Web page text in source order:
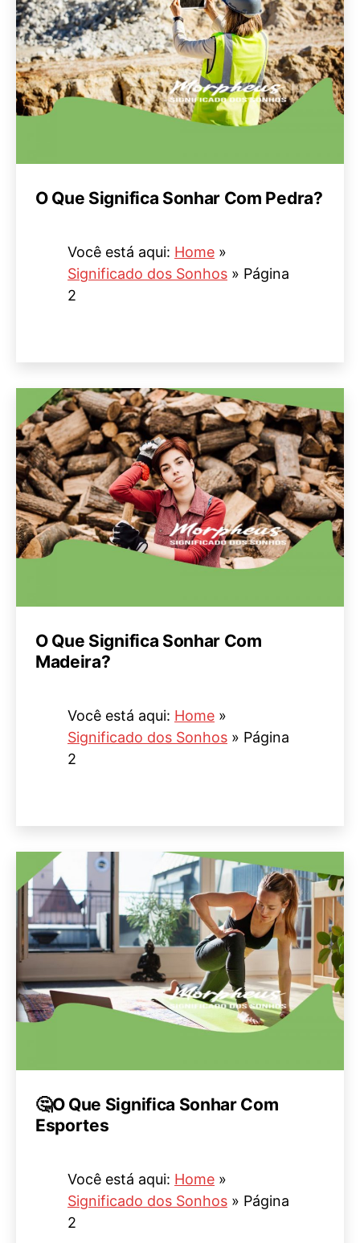
O Que Significa Sonhar Com Pedra?
Você está aqui: Home »
Significado dos Sonhos » Página
2
O Que Significa Sonhar Com
Madeira?
Você está aqui: Home »
Significado dos Sonhos » Página
2
🤔O Que Significa Sonhar Com
Esportes
Você está aqui: Home »
Significado dos Sonhos » Página
2